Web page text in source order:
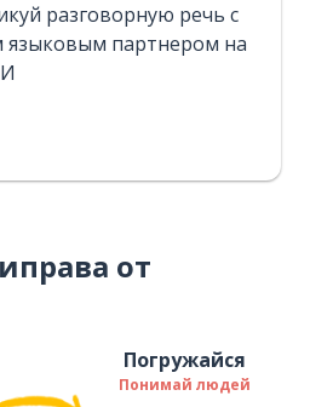
разговорную речь с
партнером на
от
Погружайся
Понимай людей